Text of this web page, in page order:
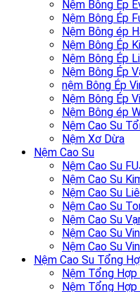
Nệm Bông Ép
Nệm Bông Ép
Nệm Bông ép
Nệm Bông Ép
Nệm Bông Ép
Nệm Bông Ép
nệm Bông Ép
Nệm Bông Ép
Nệm Bông ép
Nệm Cao Su
Nệm Xơ Dừa
Nệm Cao Su
Nệm Cao Su
Nệm Cao Su
Nệm Cao Su
Nệm Cao Su
Nệm Cao Su
Nệm Cao Su
Nệm Cao Su
Nệm Cao Su Tổng
Nệm Tổng Hợp
Nệm Tổng Hợp